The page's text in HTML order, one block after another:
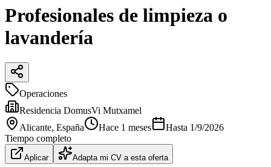
Profesionales de limpieza o
lavandería
Operaciones
Residencia DomusVi Mutxamel
Alicante, España Hace 1 meses Hasta 1/9/2026
Tiempo completo
Aplicar Adapta mi CV a esta oferta